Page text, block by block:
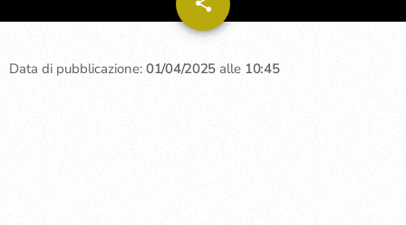
Data di pubblicazione: 01/04/2025 alle 10:45